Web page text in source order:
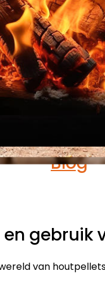
Blog
en gebruik
van